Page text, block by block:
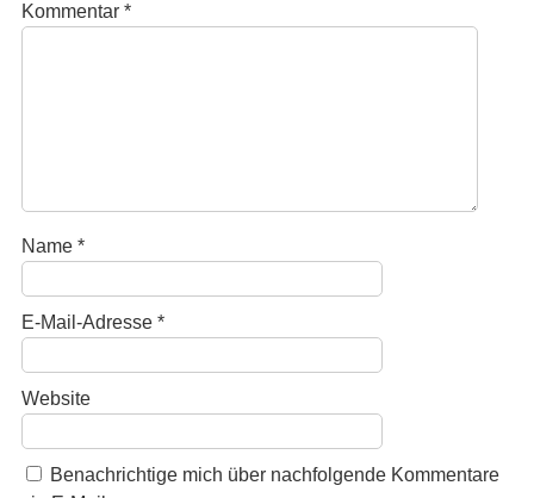
Kommentar *
Name *
E-Mail-Adresse *
Website
Benachrichtige mich über nachfolgende Kommentare